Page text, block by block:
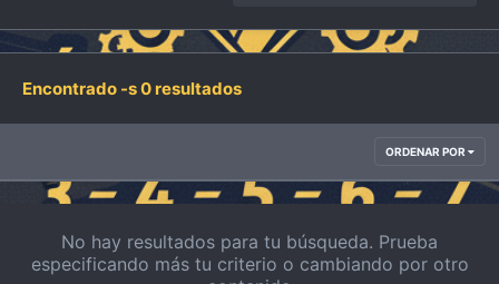
Encontrado -s 0 resultados
ORDENAR POR
No hay resultados para tu búsqueda. Prueba
especificando más tu criterio o cambiando por otro